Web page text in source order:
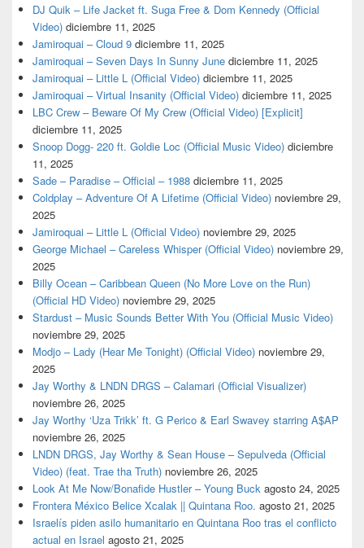
DJ Quik – Life Jacket ft. Suga Free & Dom Kennedy (Official
Video) diciembre 11, 2025
Jamiroquai – Cloud 9 diciembre 11, 2025
Jamiroquai – Seven Days In Sunny June diciembre 11, 2025
Jamiroquai – Little L (Official Video) diciembre 11, 2025
Jamiroquai – Virtual Insanity (Official Video) diciembre 11, 2025
LBC Crew – Beware Of My Crew (Official Video) [Explicit]
diciembre 11, 2025
Snoop Dogg- 220 ft. Goldie Loc (Official Music Video) diciembre
11, 2025
Sade – Paradise – Official – 1988 diciembre 11, 2025
Coldplay – Adventure Of A Lifetime (Official Video) noviembre 29,
2025
Jamiroquai – Little L (Official Video) noviembre 29, 2025
George Michael – Careless Whisper (Official Video) noviembre 29,
2025
Billy Ocean – Caribbean Queen (No More Love on the Run)
(Official HD Video) noviembre 29, 2025
Stardust – Music Sounds Better With You (Official Music Video)
noviembre 29, 2025
Modjo – Lady (Hear Me Tonight) (Official Video) noviembre 29,
2025
Jay Worthy & LNDN DRGS – Calamari (Official Visualizer)
noviembre 26, 2025
Jay Worthy ‘Uza Trikk’ ft. G Perico & Earl Swavey starring A$AP
noviembre 26, 2025
LNDN DRGS, Jay Worthy & Sean House – Sepulveda (Official
Video) (feat. Trae tha Truth) noviembre 26, 2025
Look At Me Now/Bonafide Hustler – Young Buck agosto 24, 2025
Frontera México Belice Xcalak || Quintana Roo. agosto 21, 2025
Israelís piden asilo humanitario en Quintana Roo tras el conflicto
actual en Israel agosto 21, 2025